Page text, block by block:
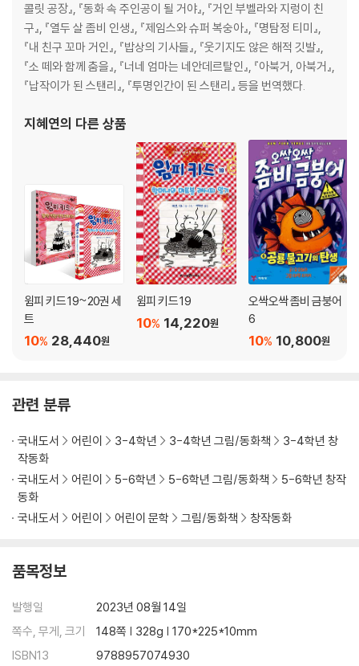
콜릿 공장』, 『동화 속 주인공이 될 거야』, 『거인 부벨라와 지렁이 친
구』, 『열두 살 좀비 인생』, 『제임스와 슈퍼 복숭아』, 『명탐정 티미』,
『내 친구 꼬마 거인』, 『밥상의 기사들』, 『웃기지도 않은 해적 깃발』,
『소 떼와 함께 춤을』, 『너네 엄마는 네안데르탈인』, 『아북거, 아북거』,
『납작이가 된 스탠리』, 『투명인간이 된 스탠리』 등을 번역했다.
지혜연의 다른 상품
윔피 키드 19~20권 세
트
28,440원
10%
윔피 키드 19
14,220원
10%
오싹오싹 좀비 금붕어
6
10,800원
10%
관련 분류
국내도서 어린이 3-4학년 3-4학년 그림/동화책
3-4학년 창
작동화
국내도서
어린이 5-6학년 5-6학년 그림/동화책
5-6학년 창작
동화
국내도서
어린이 어린이 문학 그림/동화책 창작동화
품목정보
발행일
2023년 08월 14일
쪽수, 무게, 크기
148쪽 | 328g | 170*225*10mm
ISBN13
9788957074930